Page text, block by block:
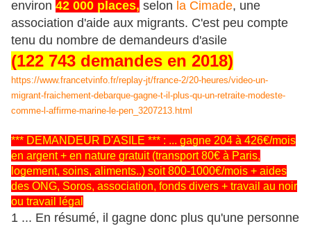
environ 42 000 places, selon la Cimade, une
association d'aide aux migrants. C'est peu compte
tenu du nombre de demandeurs d'asile
(122 743 demandes en 2018)
https://www.francetvinfo.fr/replay-jt/france-2/20-heures/video-un-
migrant-fraichement-debarque-gagne-t-il-plus-qu-un-retraite-modeste-
comme-l-affirme-marine-le-pen_3207213.html
*** DEMANDEUR D'ASILE *** : ... gagne 204 à 426€/mois
en argent + en nature gratuit (transport 80€ à Paris,
logement, soins, aliments..) soit 800-1000€/mois + aides
des ONG, Soros, association, fonds divers + travail au noir
ou travail légal
1 ... En résumé, il gagne donc plus qu'une personne